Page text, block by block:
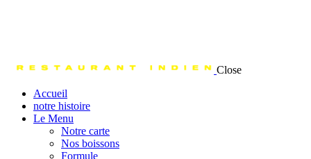
Close
Accueil
notre histoire
Le Menu
Notre carte
Nos boissons
Formule